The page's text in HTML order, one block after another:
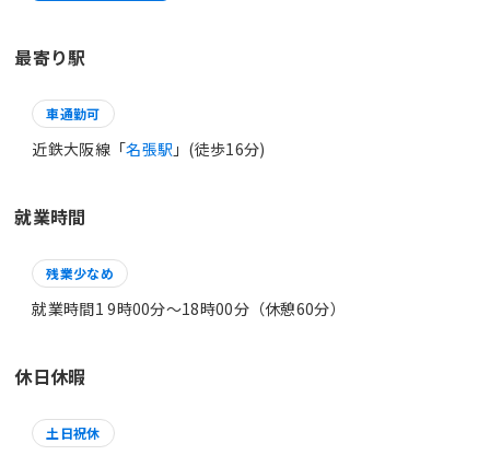
最寄り駅
車通勤可
近鉄大阪線「名張駅 」(徒歩16分)
就業時間
残業少なめ
就業時間1 9時00分〜18時00分（休憩60分）
休日休暇
土日祝休